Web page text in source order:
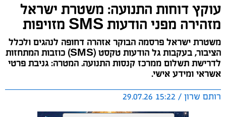
עוקץ דוחות התנועה: משטרת ישראל
מזהירה מפני הודעות SMS מזויפות
משטרת ישראל פרסמה הבוקר אזהרה דחופה לנהגים ולכלל
הציבור, בעקבות גל הודעות טקסט (SMS) כוזבות המתחזות
לדרישת תשלום ממרכז קנסות התנועה. המטרה: גניבת פרטי
אשראי ומידע אישי.
רותם שרון / 15:22 29.07.26